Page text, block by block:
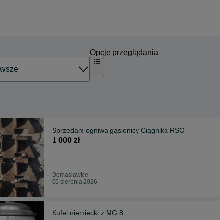
Opcje przeglądania
Sprzedam ogniwa gąsienicy Ciągnika RSO
1 000 zł
Domasławice
06 sierpnia 2026
Kufel niemiecki z MG 8 .